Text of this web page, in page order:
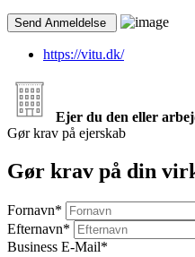
https://vitu.dk/
Ejer du den eller
Gør krav på ejerskab
Gør krav på din
Fornavn*
Efternavn*
Business E-Mail*